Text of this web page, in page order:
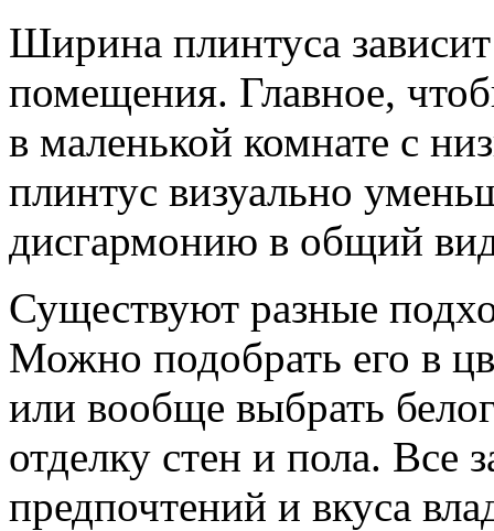
Ширина плинтуса
помещения. Главное,
в маленькой комнате с
плинтус визуально
дисгармонию в общий
Существуют разные
Можно подобрать его в
или вообще выбрать
отделку стен и пола. Все
предпочтений и вкуса